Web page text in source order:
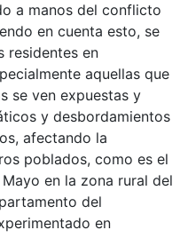
a manos del conflicto
en cuenta esto, se
residentes en
aquellas que
se ven expuestas y
y desbordamientos
afectando la
poblados, como es el
en la zona rural del
del
en